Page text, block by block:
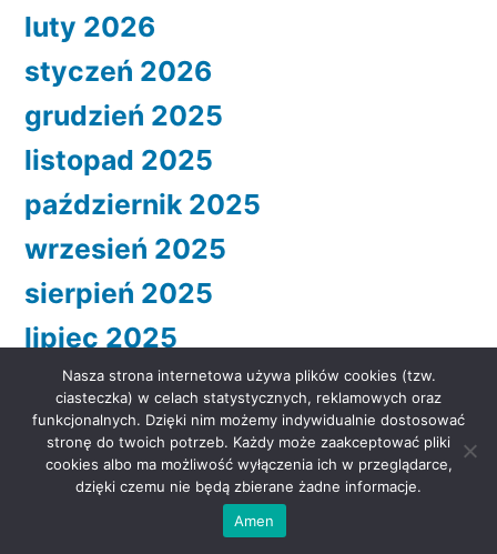
luty 2026
styczeń 2026
grudzień 2025
listopad 2025
październik 2025
wrzesień 2025
sierpień 2025
lipiec 2025
czerwiec 2025
maj 2025
kwiecień 2025
Nasza strona internetowa używa plików cookies (tzw.
ciasteczka) w celach statystycznych, reklamowych oraz
funkcjonalnych. Dzięki nim możemy indywidualnie dostosować
stronę do twoich potrzeb. Każdy może zaakceptować pliki
cookies albo ma możliwość wyłączenia ich w przeglądarce,
dzięki czemu nie będą zbierane żadne informacje.
Amen